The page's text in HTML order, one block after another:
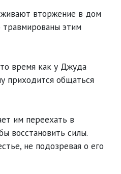
вторжение в дом
травмированы этим
время как у Джуда
приходится общаться
им переехать в
восстановить силы.
не подозревая о его